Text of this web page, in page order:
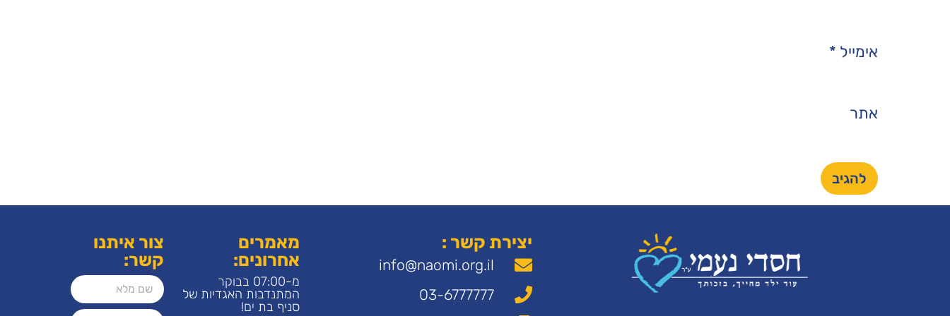
אימייל *
אתר
יצירת קשר :
info@naomi.org.il
03-6777777
מאמרים
אחרונים:
מ-07:00 בבוקר
המתנדבות האגדיות של
סניף בת ים!
צור איתנו
קשר: